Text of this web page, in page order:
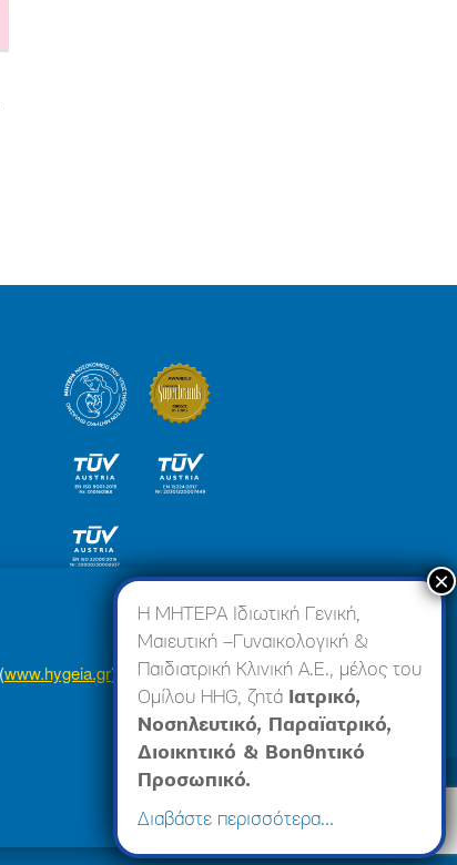
Made by minoanDesign
Η ΜΗΤΕΡΑ Ιδιωτική Γενική,
Μαιευτική –Γυναικολογική &
Παιδιατρική Κλινική Α.Ε., μέλος του
Ομίλου HHG, ζητά Ιατρικό,
Νοσηλευτικό, Παραϊατρικό,
Διοικητικό & Βοηθητικό
Προσωπικό.
Διαβάστε περισσότερα…
www.hygeia.gr), ώστε να σας προσφέρουμε